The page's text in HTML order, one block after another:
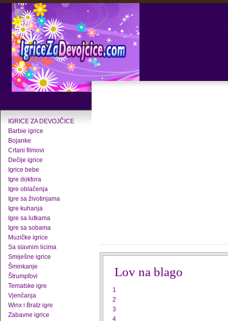
IGRICE ZA DEVOJČICE
Barbie igrice
Bojanke
Crtani filmovi
Dečije igrice
Igrice bebe
Igre doktora
Igre oblačenja
Igre sa životinjama
Igre kuhanja
Igre sa lutkama
Igre sa sobama
Muzičke igrice
Sa slavnim licima
Smiješne igrice
Šminkanje
Štrumpfovi
Tematske igre
Vjenčanja
Winx i Bratz igre
Zabavne igrice
Lov na blago
1
2
3
4